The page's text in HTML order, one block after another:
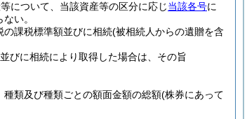
について、当該資産等の区分に応じ当該各号に
い。
課税標準額並びに相続(被相続人からの遺贈を含
びに相続により取得した場合は、その旨
種類及び種類ごとの額面金額の総額(株券にあって